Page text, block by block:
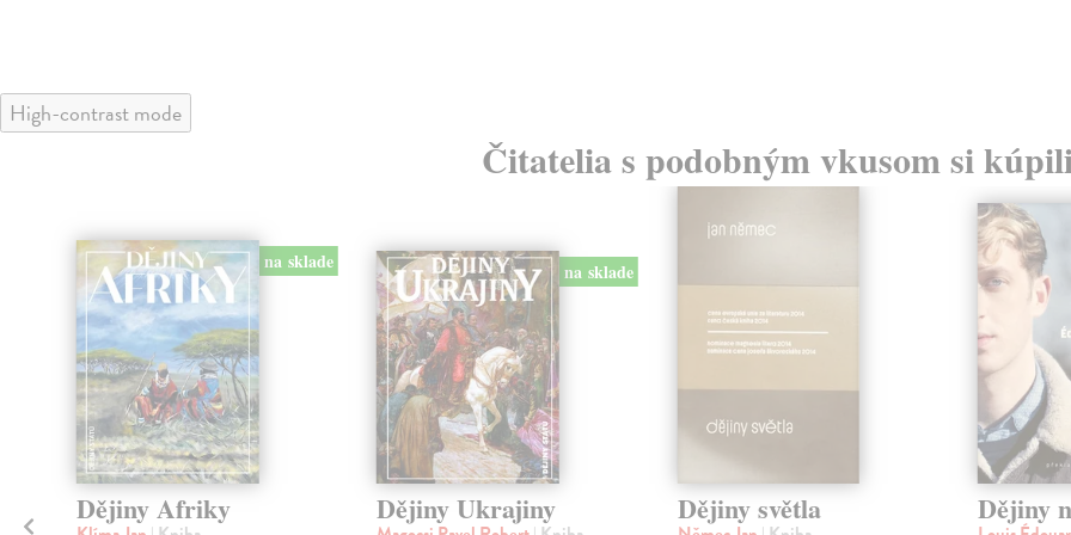
High-contrast mode
Čitatelia s podobným vkusom si
na sklade
Dějiny Afriky
na sklade
Dějiny Ukrajiny Dějiny světla Dějiny